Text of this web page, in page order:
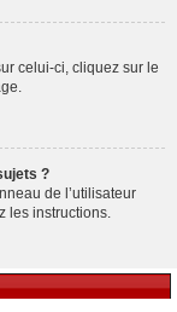
celui-ci, cliquez sur le
?
de l’utilisateur
les instructions.